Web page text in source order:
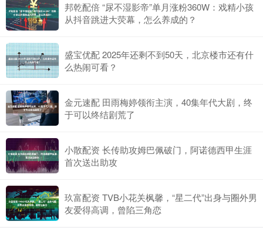
邦乾配倍 “尿不湿影帝”单月涨粉360W：戏精小孩
从抖音跳进大荧幕，怎么养成的？
盛宝优配 2025年还剩不到50天，北京楼市还有什
么热闹可看？
金元速配 田雨梅婷领衔主演，40集年代大剧，终
于可以终结剧荒了
小散配资 长传助攻姆巴佩破门，阿诺德西甲生涯
首次送出助攻
玖富配资 TVB小花关枫馨，“星二代”出身与圈外男
友爱得高调，曾陷三角恋